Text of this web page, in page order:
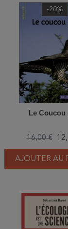
-20%
Le Coucou
16,00 €
AJOUTER AU